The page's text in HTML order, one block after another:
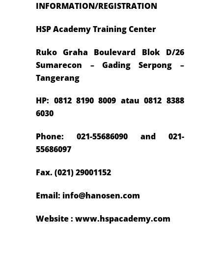
INFORMATION/REGISTRATION
HSP Academy Training Center
Ruko Graha Boulevard Blok D/26
Sumarecon – Gading Serpong –
Tangerang
HP: 08128190 8009 atau 0812 8388
6030
Phone: 021-55686090 and 021-
55686097
Fax. (021) 29001152
Email: info@hanosen.com
Website : www.hspacademy.com